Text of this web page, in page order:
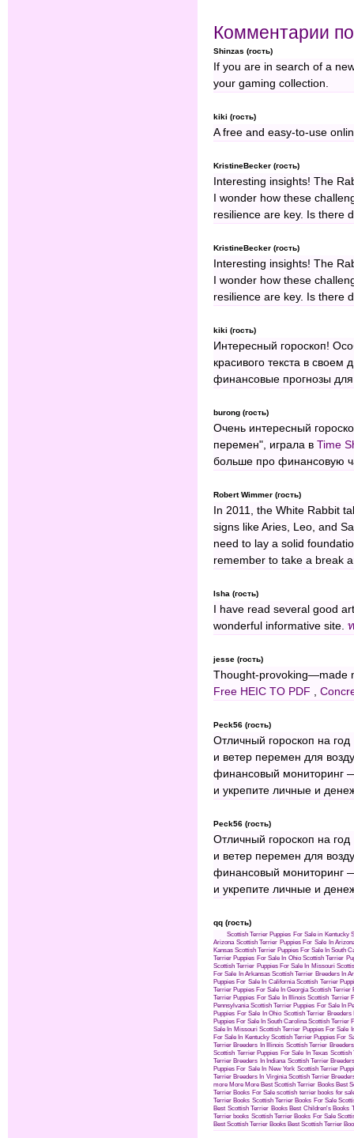
Комментарии
Shinzas (гость)
If you are in search of a
your gaming collection.
kiki (гость)
A free and easy-to-use
KristineBecker (гость)
Interesting insights! The
I wonder how these
resilience are key. Is there
KristineBecker (гость)
Interesting insights! The
I wonder how these
resilience are key. Is there
kiki (гость)
Интересный гороскоп!
красивого текста в
финансовые прогнозы
burong (гость)
Очень интересный
перемен", играла в Time
больше про финансовую
Robert Wimmer (гость)
In 2011, the White Rabbit
signs like Aries, Leo, and
need to lay a solid
remember to take a break
Isha (гость)
I have read several good
wonderful informative site.
jesse (гость)
Thought-provoking—made
Free HEIC TO PDF
Peck56 (гость)
Отличный гороскоп на
и ветер перемен для
финансовый мониторинг
и укрепите личные и
Peck56 (гость)
Отличный гороскоп на
и ветер перемен для
финансовый мониторинг
и укрепите личные и
qq (гость)
Scottish Terrier Puppies For Sale in Kentucky
Arizona Scottish Terrier Puppies For Sale In
Kansas Scottish Terrier Puppies For Sale In South
Terrier Puppies For Sale In Ohio Scottish Terrier
Scottish Terrier Puppies For Sale In Missouri
For Sale In Arkansas Scottish Terrier Breeders In
Puppies For Sale In California Scottish Terrier
Terrier Puppies For Sale In Georgia Scottish Terrier
Terrier Puppies For Sale In Illinois Scottish Terrier
Pennsylvania Scottish Terrier Puppies For Sale In
Puppies For Sale In Ohio Scottish Terrier Breeders
Puppies For Sale In South Carolina Scottish Terrier
Sale In Missouri Scottish Terrier Puppies For Sale
For Sale In Kentucky Scottish Terrier Puppies For
Terrier Breeders In Illinois Scottish Terrier
Scottish Terrier Puppies For Sale In Texas Scottish
Terrier Breeders In Indiana Scottish Terrier
Puppies For Sale In New York Scottish Terrier
Terrier Breeders In Virginia Scottish Terrier
more More More Best Scottish Terrier Books Best
Terrier Books For Sale scottish terrier books for
Terrier Books Scottish Terrier Books For Sale
Best Scottish Terrier Books Best Children's Books
Terrier books Scottish Terrier Books For Sale
Best Scottish Terrier Books Best Scottish Terrier